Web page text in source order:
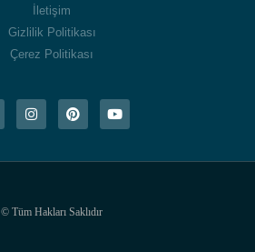
İletişim
Gizlilik Politikası
Çerez Politikası
© Tüm Hakları Saklıdır